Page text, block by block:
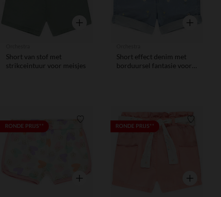
Snel overzicht
Short van stof met
strikceintuur voor meisjes
Snel
Short effect denim met
borduursel fantasie voor
RONDE PRIJS** Verlanglijstje.
Snel overzicht
RONDE PRIJS**
Snel